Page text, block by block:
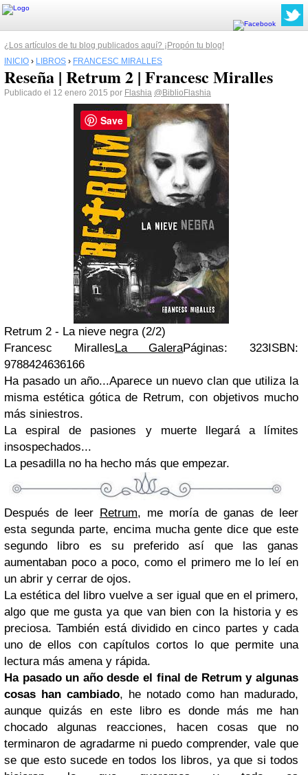
¿Los artículos de tu blog publicados aquí? ¡Propón tu blog!
INICIO › LIBROS › FRANCESC MIRALLES
Reseña | Retrum 2 | Francesc Miralles
Publicado el 12 enero 2015 por Flashia @BiblioFlashia
Retrum 2 - La nieve negra (2/2)
Francesc MirallesLa GaleraPáginas: 323ISBN:
9788424636166
Ha pasado un año...Aparece un nuevo clan que utiliza la
misma estética gótica de Retrum, con objetivos mucho
más siniestros.
La espiral de pasiones y muerte llegará a límites
insospechados...
La pesadilla no ha hecho más que empezar.
Después de leer Retrum, me moría de ganas de leer
esta segunda parte, encima mucha gente dice que este
segundo libro es su preferido así que las ganas
aumentaban poco a poco, como el primero me lo leí en
un abrir y cerrar de ojos.
La estética del libro vuelve a ser igual que en el primero,
algo que me gusta ya que van bien con la historia y es
preciosa. También está dividido en cinco partes y cada
uno de ellos con capítulos cortos lo que permite una
lectura más amena y rápida.
Ha pasado un año desde el final de Retrum y algunas
cosas han cambiado, he notado como han madurado,
aunque quizás en este libro es donde más me han
chocado algunas reacciones, hacen cosas que no
terminaron de agradarme ni puedo comprender, vale que
se que esto sucede en todos los libros, ya que si todos
Save